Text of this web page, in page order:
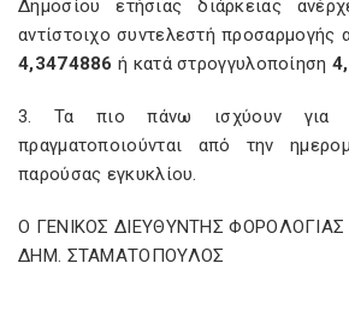
Δημοσίου ετήσιας διάρκειας
αντίστοιχο συντελεστή προσαρμογής
4,3474886 ή κατά στρογγυλοποίηση
3. Τα πιο πάνω ισχύουν για
πραγματοποιούνται από την
παρούσας εγκυκλίου.
Ο ΓΕΝΙΚΟΣ ΔΙΕΥΘΥΝΤΗΣ ΦΟΡΟΛΟΓΙΑΣ
ΔΗΜ. ΣΤΑΜΑΤΟΠΟΥΛΟΣ